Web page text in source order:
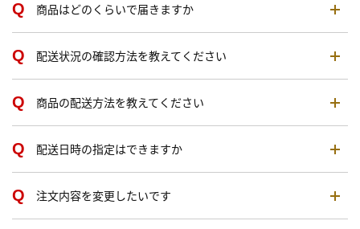
商品はどのくらいで届きますか
配送状況の確認方法を教えてください
商品の配送方法を教えてください
配送日時の指定はできますか
注文内容を変更したいです